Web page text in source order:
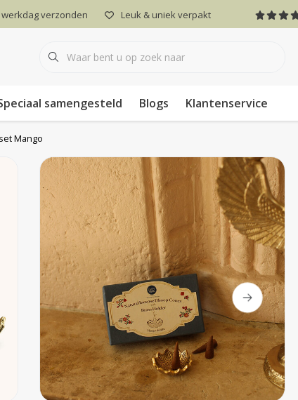
werkdag verzonden Leuk & uniek verpakt
samengesteld Blogs Klantenservice
Mango